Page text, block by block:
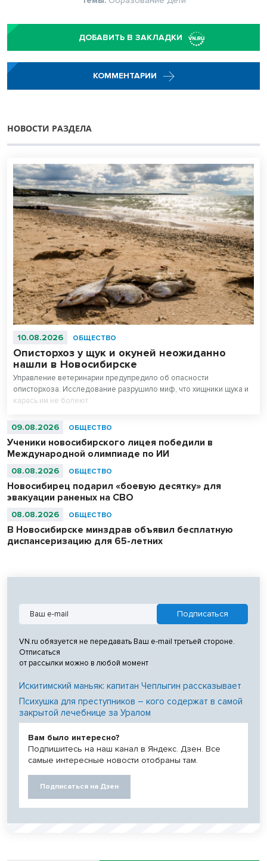
ДОБАВИТЬ В ЗАКЛАДКИ
КОММЕНТАРИИ
НОВОСТИ РАЗДЕЛА
10.08.2026 ОБЩЕСТВО
Описторхоз у щук и окуней неожиданно
нашли в Новосибирске
Управление ветеринарии предупредило об опасности
описторхоза. Исследование разрушило миф, что хищники щука и
карась им не болеют.
09.08.2026 ОБЩЕСТВО
Ученики новосибирского лицея победили в
Международной олимпиаде по ИИ
08.08.2026 ОБЩЕСТВО
Новосибирец подарил «боевую десятку» для
эвакуации раненых на СВО
08.08.2026 ОБЩЕСТВО
В Новосибирске минздрав объявил бесплатную
диспансеризацию для 65-летних
VN.ru обязуется не передавать Ваш e-mail третьей стороне.
Отписаться
от рассылки можно в любой момент
Искитимский маньяк: капитан Чеплыгин рассказывает
Психушка для преступников – кого содержат в самой
закрытой лечебнице за Уралом
Вам было интересно?
Подпишитесь на наш канал в Яндекс. Дзен. Все
самые интересные новости отобраны там.
Подписаться на Дзен